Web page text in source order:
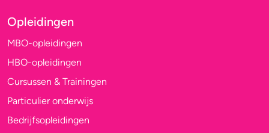
Opleidingen
MBO-opleidingen
HBO-opleidingen
Cursussen & Trainingen
Particulier onderwijs
Bedrijfsopleidingen